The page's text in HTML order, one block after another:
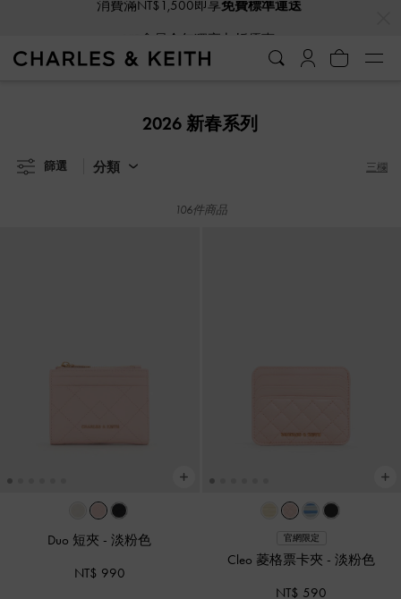
VIP會員全年獨享九折優惠
VIP會員全年獨享九折優惠
2026 新春系列
篩選 分類 三欄
106件商品
Duo 短夾 -淡粉色
NT$ 990
官網限定
Cleo 菱格票卡夾 -淡粉色
NT$ 590